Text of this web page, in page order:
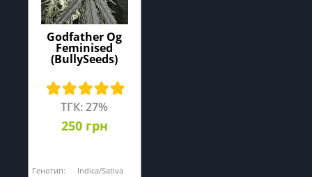
Godfather Og
Feminised
(BullySeeds)
ТГК: 27%
250 грн
Генотип:
Indica/Sativa